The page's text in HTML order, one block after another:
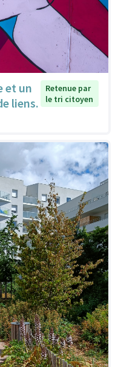
et un
liens.
Retenue par
le tri citoyen